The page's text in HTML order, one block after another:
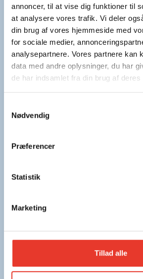
annoncer, til at vise dig funktioner til
at analysere vores trafik. Vi deler
din brug af vores hjemmeside med
for sociale medier,
analysepartnere. Vores partnere kan
data med andre oplysninger, du har
de har indsamlet fra din brug af deres
Nødvendig
Præferencer
Statistik
Marketing
Tillad alle